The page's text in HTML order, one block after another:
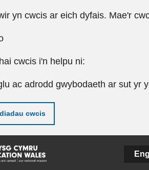
yn cwcis ar eich dyfais. Mae'r
cwcis i'n helpu ni:
ac adrodd gwybodaeth ar sut yr
cwcis